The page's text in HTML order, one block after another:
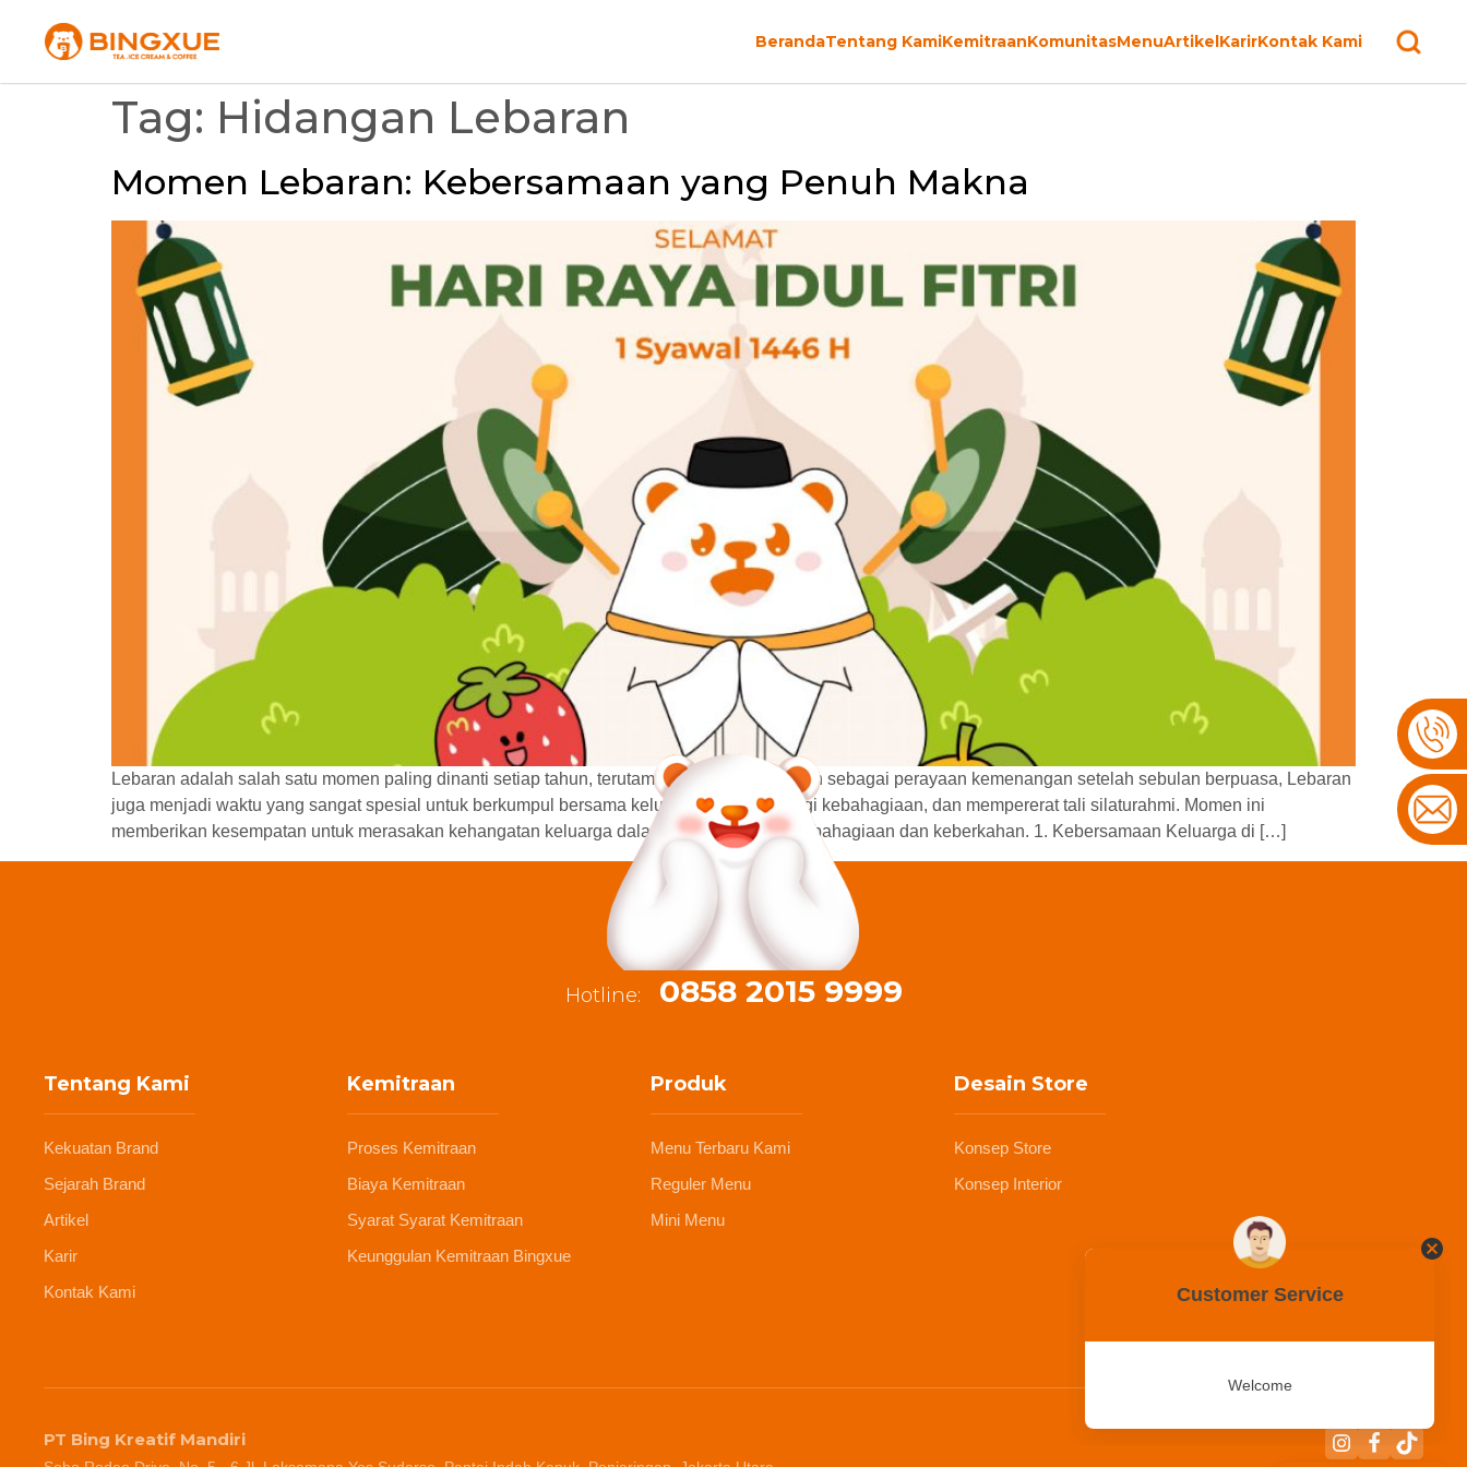
BerandaTentang KamiKemitraanKomunitasMenuArtikelKarirKontak Kami
Tag: Hidangan Lebaran
Momen Lebaran: Kebersamaan yang Penuh Makna
Lebaran adalah salah satu momen paling dinanti setiap tahun, terutama di Indonesia. Selain sebagai perayaan kemenangan setelah sebulan berpuasa, Lebaran
juga menjadi waktu yang sangat spesial untuk berkumpul bersama keluarga, saling berbagi kebahagiaan, dan mempererat tali silaturahmi. Momen ini
memberikan kesempatan untuk merasakan kehangatan keluarga dalam suasana penuh kebahagiaan dan keberkahan. 1. Kebersamaan Keluarga di […]
Hotline: 0858 2015 9999
Tentang Kami
Kekuatan Brand
Sejarah Brand
Artikel
Karir
Kontak Kami
Kemitraan
Proses Kemitraan
Biaya Kemitraan
Syarat Syarat Kemitraan
Keunggulan Kemitraan Bingxue
Produk
Menu Terbaru Kami
Reguler Menu
Mini Menu
Desain Store
Konsep Store
Konsep Interior
PT Bing Kreatif Mandiri